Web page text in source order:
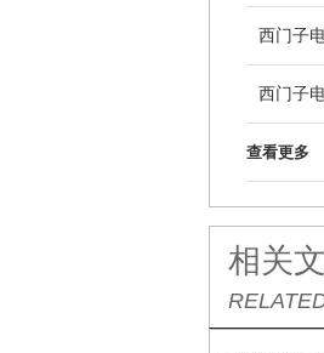
西门子
西门子
查看更多
相关